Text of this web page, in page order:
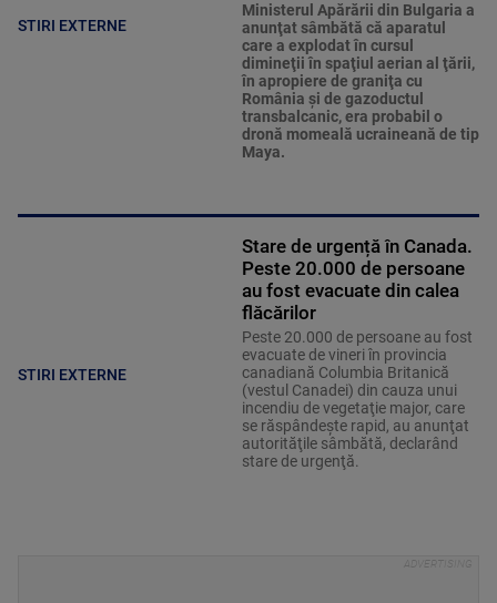
STIRI EXTERNE
Ministerul Apărării din Bulgaria a
anunţat sâmbătă că aparatul
care a explodat în cursul
dimineţii în spaţiul aerian al ţării,
în apropiere de graniţa cu
România şi de gazoductul
transbalcanic, era probabil o
dronă momeală ucraineană de tip
Maya.
STIRI EXTERNE
Stare de urgență în Canada.
Peste 20.000 de persoane
au fost evacuate din calea
flăcărilor
Peste 20.000 de persoane au fost
evacuate de vineri în provincia
canadiană Columbia Britanică
(vestul Canadei) din cauza unui
incendiu de vegetaţie major, care
se răspândeşte rapid, au anunţat
autorităţile sâmbătă, declarând
stare de urgenţă.